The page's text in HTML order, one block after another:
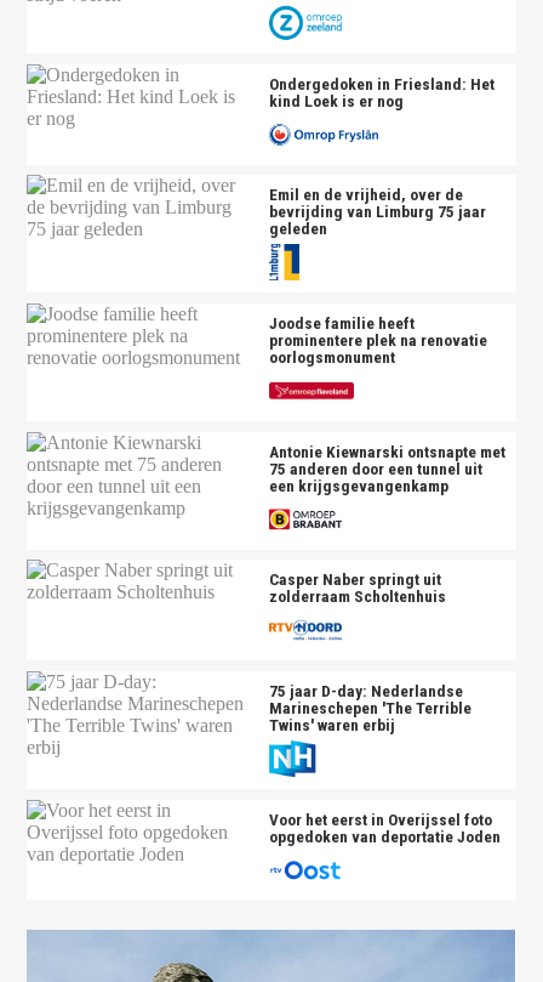
Ondergedoken in Friesland: Het
kind Loek is er nog
Emil en de vrijheid, over de
bevrijding van Limburg 75 jaar
geleden
Joodse familie heeft
prominentere plek na renovatie
oorlogsmonument
Antonie Kiewnarski ontsnapte met
75 anderen door een tunnel uit
een krijgsgevangenkamp
Casper Naber springt uit
zolderraam Scholtenhuis
75 jaar D-day: Nederlandse
Marineschepen 'The Terrible
Twins' waren erbij
Voor het eerst in Overijssel foto
opgedoken van deportatie Joden